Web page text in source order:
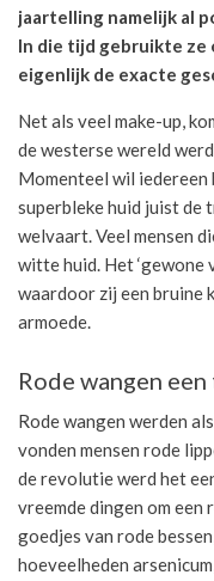
jaartelling namelijk al
In die tijd gebruikte ze
eigenlijk de exacte
Net als veel make-up,
de westerse wereld
Momenteel wil iedereen
superbleke huid juist de
welvaart. Veel mensen
witte huid. Het ‘gewone
waardoor zij een bruine
armoede.
Rode wangen
Rode wangen werden
vonden mensen rode
de revolutie werd het
vreemde dingen om een
goedjes van rode
hoeveelheden